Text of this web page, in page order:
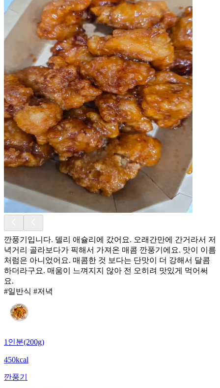
깐풍기입니다. 델리 애슐리에 갔어요. 오래간만에 간거라서 저
녁거리 골라보다가 픽해서 가져온 매콤 깐풍기에요. 맛이 이름
처럼은 아니었어요. 매콤한 것 보다는 단맛이 더 강해서 달콤
하더라구요. 매움이 느껴지지 않아 전 오히려 맛있게 먹어써
요.
#일반식 #저녁
1인분(200g)
450kcal
깐풍기